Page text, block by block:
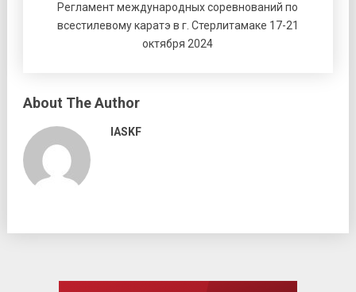
Регламент международных соревнований по
всестилевому каратэ в г. Стерлитамаке 17-21
октября 2024
About The Author
IASKF